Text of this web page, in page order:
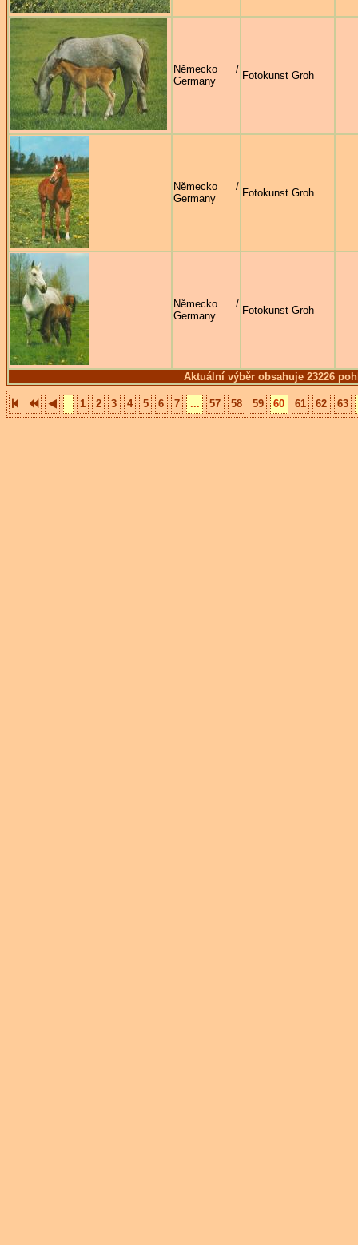
Aktuální výběr obsahuje 23226
Německo /
Germany
Fotokunst Groh
Německo /
Germany
Fotokunst Groh
Německo /
Germany
Fotokunst Groh
1 2 3 4 5 6 7 ... 57 58 59 60 61 62 63